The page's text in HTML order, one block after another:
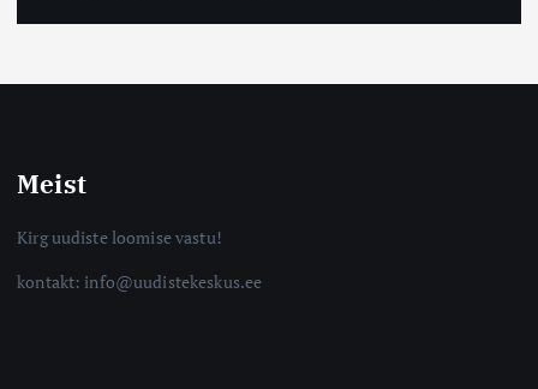
Meist
Kirg uudiste loomise vastu!
kontakt: info@uudistekeskus.ee